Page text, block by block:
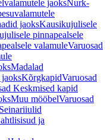
jaoksNurk-
jaoksKausikujulisele
pinnapealsele
valamuleVaruosad
Madalad
KõrgkapidVaruosad
Keskmised kapid
Muu mööbelVaruosad
ja